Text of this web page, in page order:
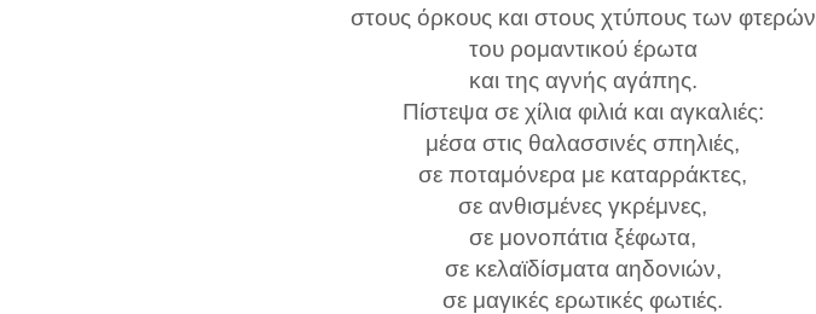
στους όρκους και στους χτύπους των φτερών
του ρομαντικού έρωτα
και της αγνής αγάπης.
Πίστεψα σε χίλια φιλιά και αγκαλιές:
μέσα στις θαλασσινές σπηλιές,
σε ποταμόνερα με καταρράκτες,
σε ανθισμένες γκρέμνες,
σε μονοπάτια ξέφωτα,
σε κελαϊδίσματα αηδονιών,
σε μαγικές ερωτικές φωτιές.